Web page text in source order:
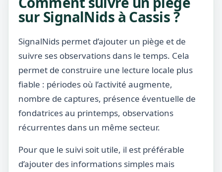
sur SignalNids à Cassis ?
SignalNids permet d’ajouter un piège et de
suivre ses observations dans le temps. Cela
permet de construire une lecture locale plus
fiable : périodes où l’activité augmente,
nombre de captures, présence éventuelle de
fondatrices au printemps, observations
récurrentes dans un même secteur.
Pour que le suivi soit utile, il est préférable
d’ajouter des informations simples mais